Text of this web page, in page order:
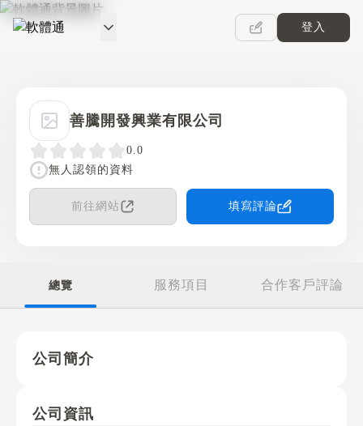
軟體通
登入
善騰開發興業有限公司
0.0
無人認領的資料
前往網站 填寫評論
總覽 服務項目 合作客戶評論
公司簡介
公司資訊